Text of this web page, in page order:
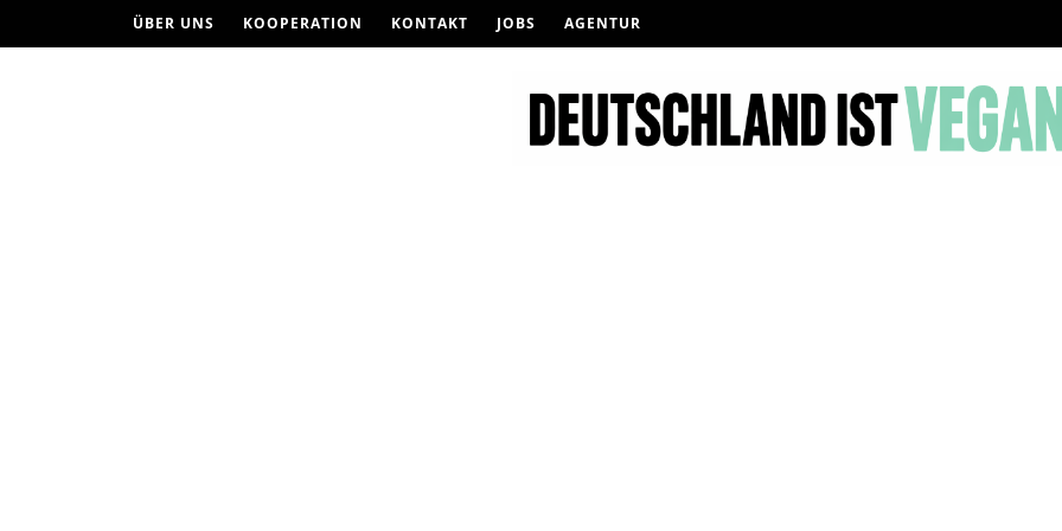
ÜBER UNS KOOPERATION KONTAKT JOBS AGENTUR